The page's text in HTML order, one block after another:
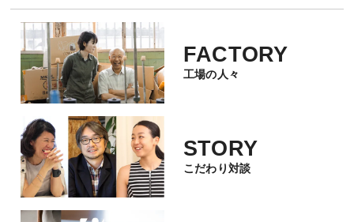
FACTORY
工場の人々
STORY
こだわり対談